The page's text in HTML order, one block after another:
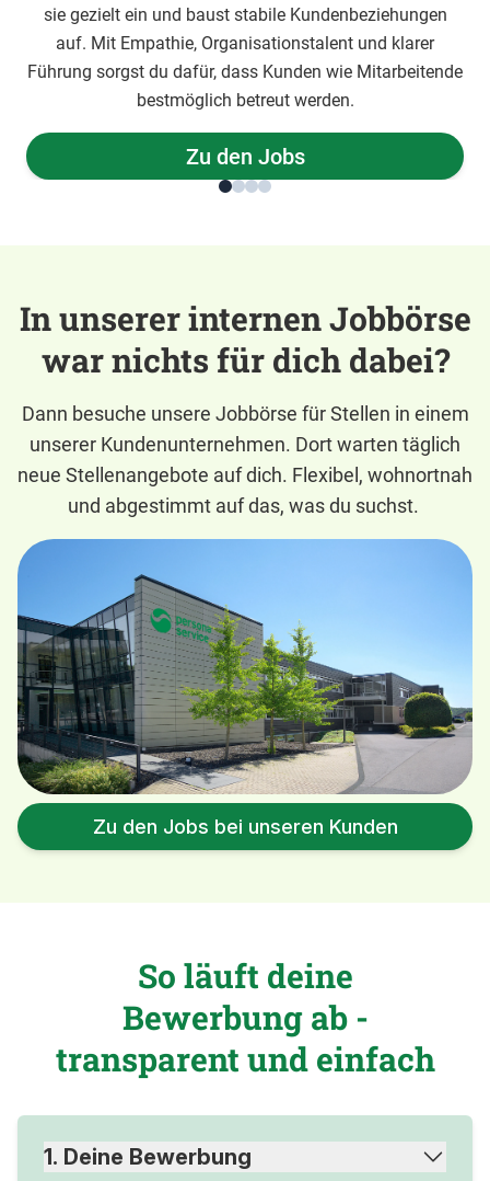
sie gezielt ein und baust stabile Kundenbeziehungen
auf. Mit Empathie, Organisationstalent und klarer
Führung sorgst du dafür, dass Kunden wie Mitarbeitende
bestmöglich betreut werden.
Zu den Jobs
In unserer internen Jobbörse
war nichts für dich dabei?
Dann besuche unsere Jobbörse für Stellen in einem
unserer Kundenunternehmen. Dort warten täglich
neue Stellenangebote auf dich. Flexibel, wohnortnah
und abgestimmt auf das, was du suchst.
Zu den Jobs bei unseren Kunden
So läuft deine
Bewerbung ab -
transparent und einfach
1. Deine Bewerbung